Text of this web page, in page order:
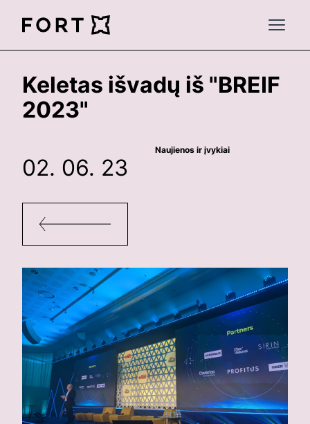
FortLegal
Open
Keletas išvadų iš "BREIF
2023"
Naujienos ir įvykiai
02. 06. 23